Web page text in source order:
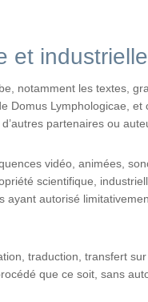
et industrielle
notamment les textes,
Domus Lymphologicae, et
partenaires ou
vidéo, animées,
scientifique,
ayant autorisé
traduction, transfert
que ce soit, sans